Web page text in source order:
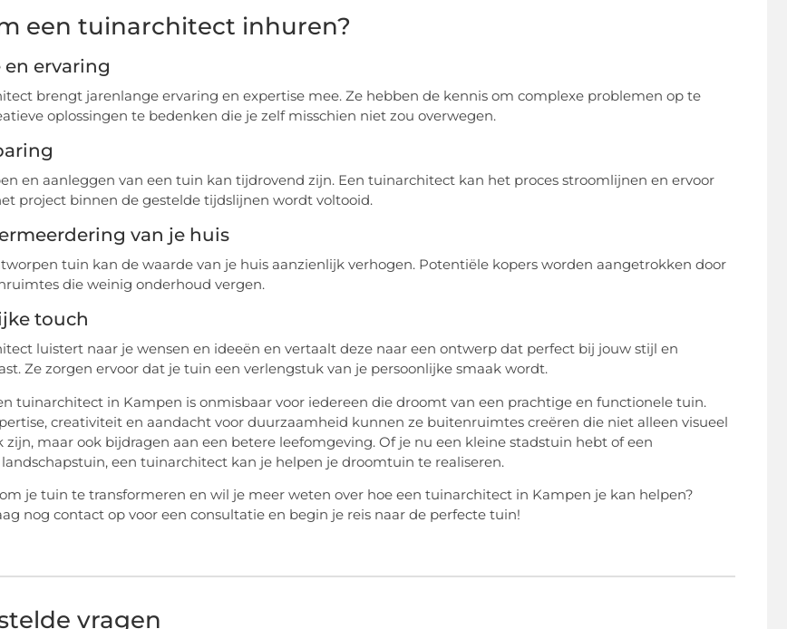
een tuinarchitect inhuren?
en ervaring
brengt jarenlange ervaring en expertise mee. Ze hebben de kennis om complexe problemen op te
oplossingen te bedenken die je zelf misschien niet zou overwegen.
en aanleggen van een tuin kan tijdrovend zijn. Een tuinarchitect kan het proces stroomlijnen en ervoor
project binnen de gestelde tijdslijnen wordt voltooid.
van je huis
tuin kan de waarde van je huis aanzienlijk verhogen. Potentiële kopers worden aangetrokken door
die weinig onderhoud vergen.
touch
luistert naar je wensen en ideeën en vertaalt deze naar een ontwerp dat perfect bij jouw stijl en
Ze zorgen ervoor dat je tuin een verlengstuk van je persoonlijke smaak wordt.
tuinarchitect in Kampen is onmisbaar voor iedereen die droomt van een prachtige en functionele tuin.
creativiteit en aandacht voor duurzaamheid kunnen ze buitenruimtes creëren die niet alleen visueel
zijn, maar ook bijdragen aan een betere leefomgeving. Of je nu een kleine stadstuin hebt of een
een tuinarchitect kan je helpen je droomtuin te realiseren.
je tuin te transformeren en wil je meer weten over hoe een tuinarchitect in Kampen je kan helpen?
nog contact op voor een consultatie en begin je reis naar de perfecte tuin!
vragen